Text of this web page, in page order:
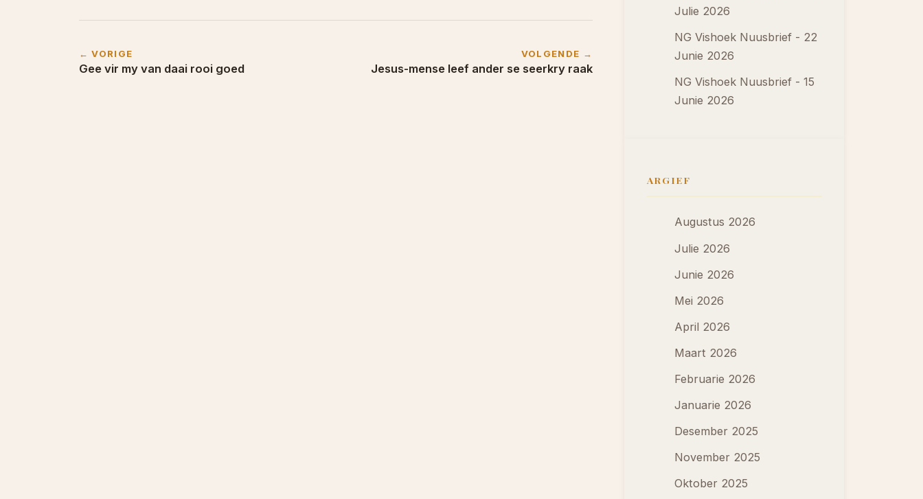
← VORIGE
Gee vir my van daai rooi goed
VOLGENDE →
Jesus-mense leef ander se seerkry raak
Julie 2026
NG Vishoek Nuusbrief - 22
Junie 2026
NG Vishoek Nuusbrief - 15
Junie 2026
ARGIEF
Augustus 2026
Julie 2026
Junie 2026
Mei 2026
April 2026
Maart 2026
Februarie 2026
Januarie 2026
Desember 2025
November 2025
Oktober 2025